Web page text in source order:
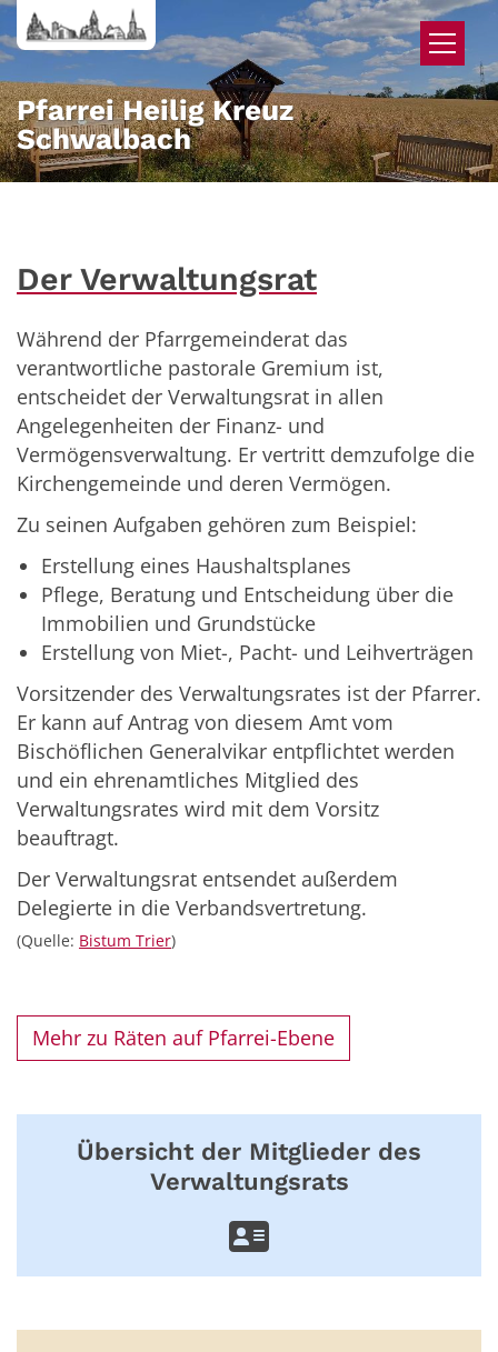
Zum Inhalt springen
Pfarrei Heilig Kreuz
Schwalbach
Der Verwaltungsrat
Während der Pfarrgemeinderat das
verantwortliche pastorale Gremium ist,
entscheidet der Verwaltungsrat in allen
Angelegenheiten der Finanz- und
Vermögensverwaltung. Er vertritt demzufolge die
Kirchengemeinde und deren Vermögen.
Zu seinen Aufgaben gehören zum Beispiel:
Erstellung eines Haushaltsplanes
Pflege, Beratung und Entscheidung über die
Immobilien und Grundstücke
Erstellung von Miet-, Pacht- und Leihverträgen
Vorsitzender des Verwaltungsrates ist der Pfarrer.
Er kann auf Antrag von diesem Amt vom
Bischöflichen Generalvikar entpflichtet werden
und ein ehrenamtliches Mitglied des
Verwaltungsrates wird mit dem Vorsitz
beauftragt.
Der Verwaltungsrat entsendet außerdem
Delegierte in die Verbandsvertretung.
(Quelle: Bistum Trier)
Mehr zu Räten auf Pfarrei-Ebene
Übersicht der Mitglieder des
Verwaltungsrats